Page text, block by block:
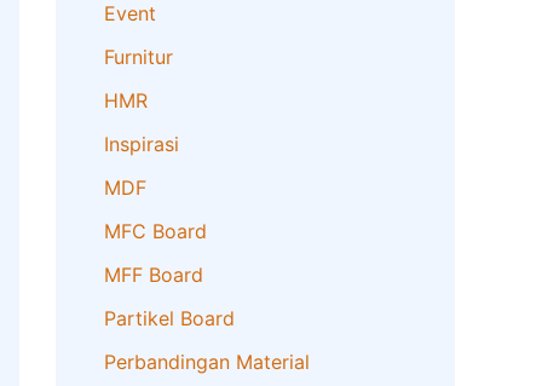
Event
Furnitur
HMR
Inspirasi
MDF
MFC Board
MFF Board
Partikel Board
Perbandingan Material